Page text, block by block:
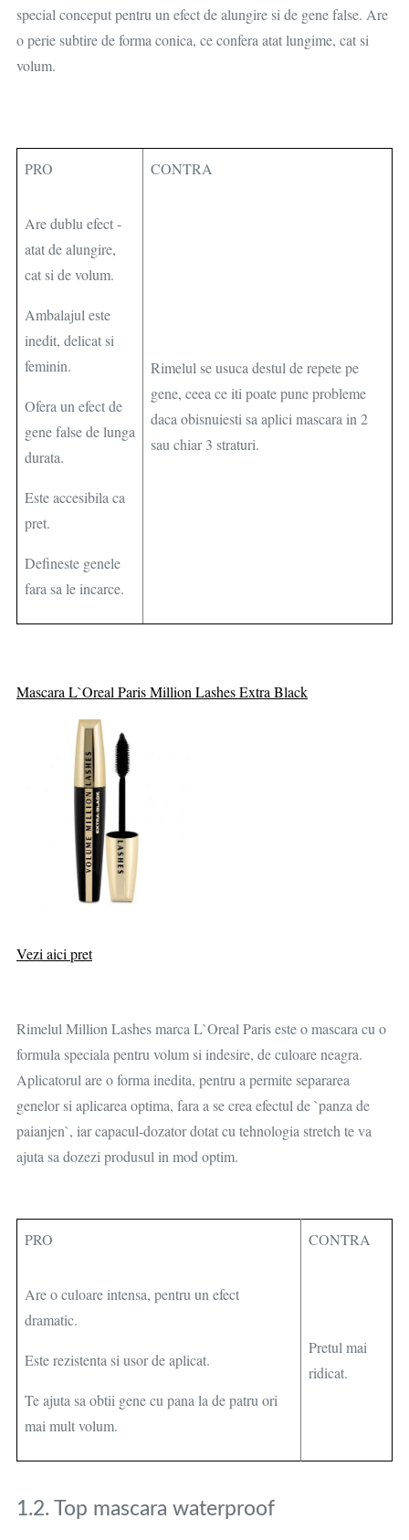
special conceput pentru un efect de alungire si de gene false. Are
o perie subtire de forma conica, ce confera atat lungime, cat si
volum.
PRO CONTRA
Are dublu efect -
atat de alungire,
cat si de volum.
Ambalajul este
inedit, delicat si
feminin.
Ofera un efect de
gene false de lunga
durata.
Este accesibila ca
pret.
Defineste genele
fara sa le incarce.
Rimelul se usuca destul de repete pe
gene, ceea ce iti poate pune probleme
daca obisnuiesti sa aplici mascara in 2
sau chiar 3 straturi.
Mascara L`Oreal Paris Million Lashes Extra Black
Vezi aici pret
Rimelul Million Lashes marca L`Oreal Paris este o mascara cu o
formula speciala pentru volum si indesire, de culoare neagra.
Aplicatorul are o forma inedita, pentru a permite separarea
genelor si aplicarea optima, fara a se crea efectul de `panza de
paianjen`, iar capacul-dozator dotat cu tehnologia stretch te va
ajuta sa dozezi produsul in mod optim.
PRO CONTRA
Are o culoare intensa, pentru un efect
dramatic.
Este rezistenta si usor de aplicat.
Te ajuta sa obtii gene cu pana la de patru ori
mai mult volum.
Pretul mai
ridicat.
1.2. Top mascara waterproof